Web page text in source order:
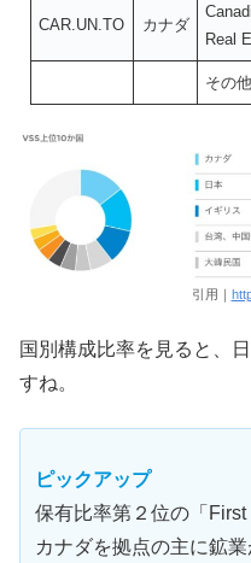
CAR.UN.TO カナダ
Real
その他
引用｜
国別構成比率を見ると、
すね。
ピックアップ
保有比率第２位の「First
カナダを拠点の主に鉱